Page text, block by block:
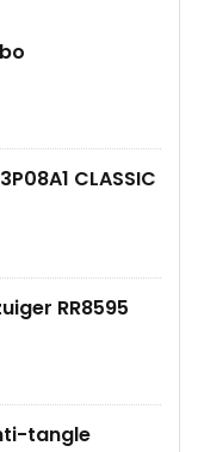
CLASSIC
RR8595
tangle